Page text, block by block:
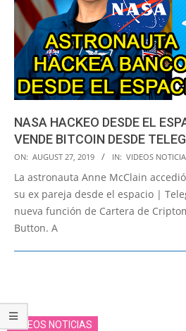
NASA HACKEO DESDE EL
VENDE BITCOIN DESDE
2019-
08-
27
ON: AUGUST 27, 2019 IN: VIDEOS
La astronauta Anne McClain
su ex pareja desde el espacio |
nueva función de Cartera de
Button. A
VIDEOS NOTICIAS